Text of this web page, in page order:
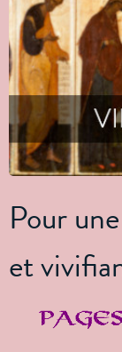
Pour
et